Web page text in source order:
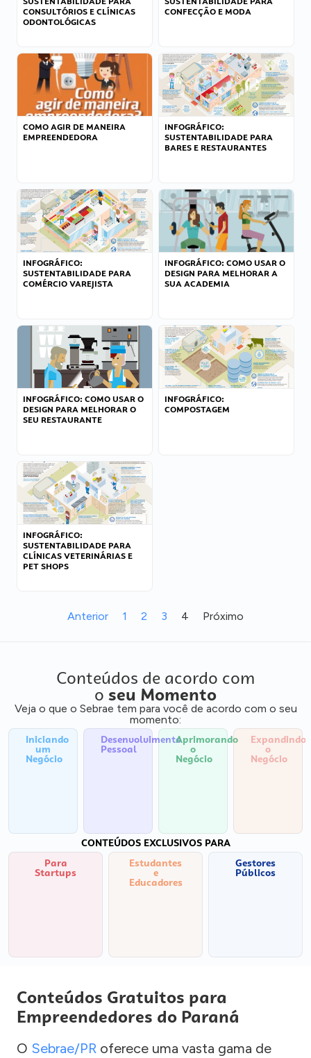
CONSULTÓRIOS E CLÍNICAS
ODONTOLÓGICAS
CONFECÇÃO E MODA
COMO AGIR DE MANEIRA
EMPREENDEDORA
INFOGRÁFICO:
SUSTENTABILIDADE PARA
BARES E RESTAURANTES
INFOGRÁFICO:
SUSTENTABILIDADE PARA
COMÉRCIO VAREJISTA
INFOGRÁFICO: COMO USAR O
DESIGN PARA MELHORAR A
SUA ACADEMIA
INFOGRÁFICO: COMO USAR O
DESIGN PARA MELHORAR O
SEU RESTAURANTE
INFOGRÁFICO:
COMPOSTAGEM
INFOGRÁFICO:
SUSTENTABILIDADE PARA
CLÍNICAS VETERINÁRIAS E
PET SHOPS
Anterior 1 2 3 4 Próximo
Conteúdos de acordo com
o seu Momento
Veja o que o Sebrae tem para você de acordo com o seu
momento:
Iniciando
um
Negócio
Desenvolvimento
Pessoal
Aprimorando
o
Negócio
Expandindo
o
Negócio
CONTEÚDOS EXCLUSIVOS PARA
Para
Startups
Estudantes
e
Educadores
Gestores
Públicos
Conteúdos Gratuitos para
Empreendedores do Paraná
O Sebrae/PR oferece uma vasta gama de